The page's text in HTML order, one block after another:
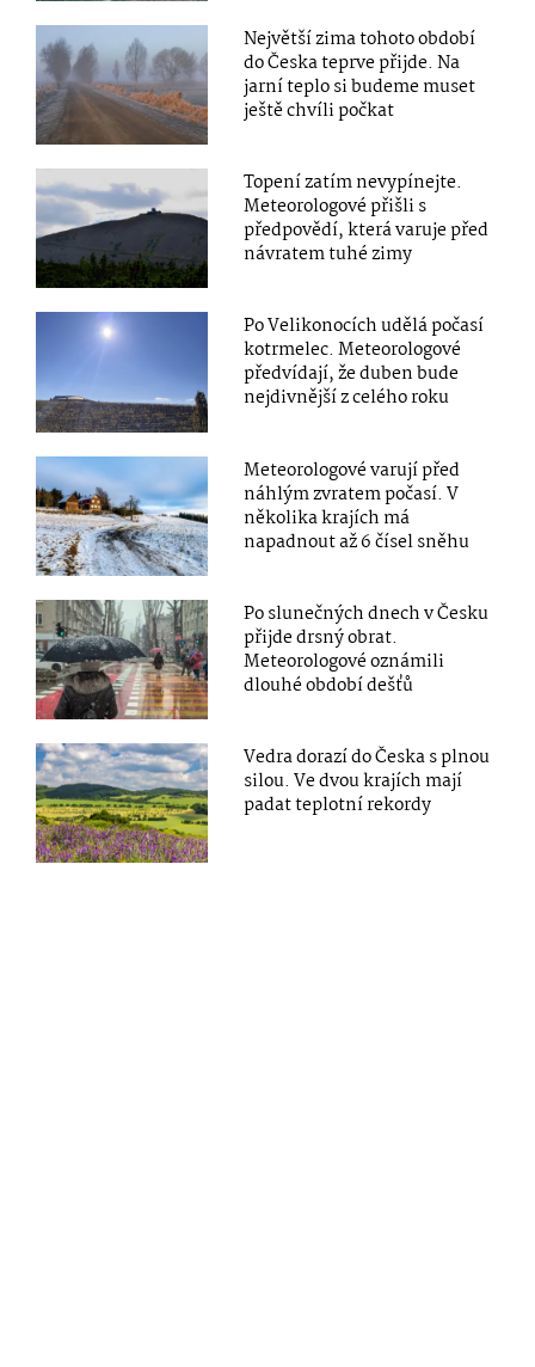
Největší zima tohoto období
do Česka teprve přijde. Na
jarní teplo si budeme muset
ještě chvíli počkat
Topení zatím nevypínejte.
Meteorologové přišli s
předpovědí, která varuje před
návratem tuhé zimy
Po Velikonocích udělá počasí
kotrmelec. Meteorologové
předvídají, že duben bude
nejdivnější z celého roku
Meteorologové varují před
náhlým zvratem počasí. V
několika krajích má
napadnout až 6 čísel sněhu
Po slunečných dnech v Česku
přijde drsný obrat.
Meteorologové oznámili
dlouhé období dešťů
Vedra dorazí do Česka s plnou
silou. Ve dvou krajích mají
padat teplotní rekordy